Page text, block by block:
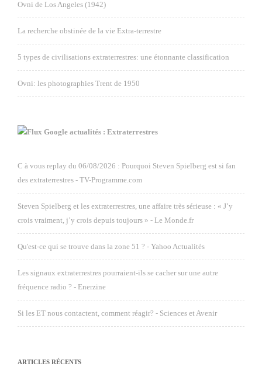
Ovni de Los Angeles (1942)
La recherche obstinée de la vie Extra-terrestre
5 types de civilisations extraterrestres: une étonnante classification
Ovni: les photographies Trent de 1950
Google actualités : Extraterrestres
C à vous replay du 06/08/2026 : Pourquoi Steven Spielberg est si fan
des extraterrestres - TV-Programme.com
Steven Spielberg et les extraterrestres, une affaire très sérieuse : « J’y
crois vraiment, j’y crois depuis toujours » - Le Monde.fr
Qu'est-ce qui se trouve dans la zone 51 ? - Yahoo Actualités
Les signaux extraterrestres pourraient-ils se cacher sur une autre
fréquence radio ? - Enerzine
Si les ET nous contactent, comment réagir? - Sciences et Avenir
ARTICLES RÉCENTS